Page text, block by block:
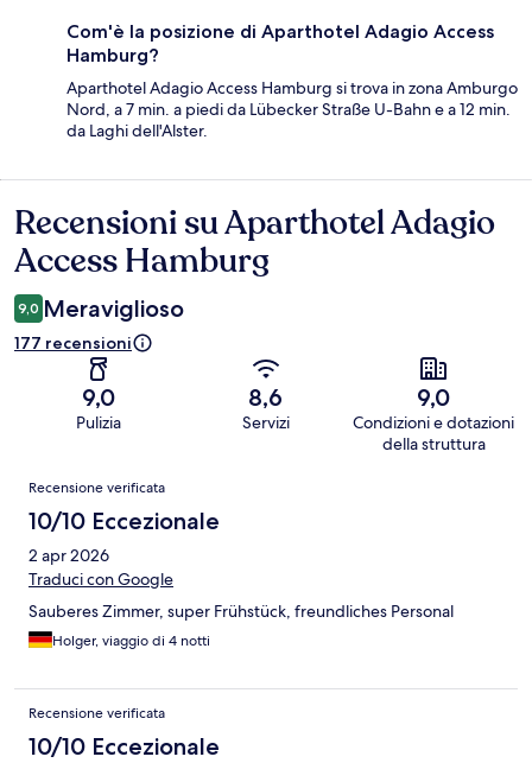
Com'è la posizione di Aparthotel Adagio Access
Hamburg?
Aparthotel Adagio Access Hamburg si trova in zona Amburgo
Nord, a 7 min. a piedi da Lübecker Straße U-Bahn e a 12 min.
da Laghi dell'Alster.
Recensioni
Recensioni su Aparthotel Adagio
Access Hamburg
9,0 Meraviglioso
177 recensioni
9,0
Pulizia
8,6
Servizi
9,0
Condizioni e dotazioni
della struttura
Recensioni
Recensione verificata
10/10 Eccezionale
2 apr 2026
Traduci con Google
Sauberes Zimmer, super Frühstück, freundliches Personal
Holger, viaggio di 4 notti
Recensione verificata
10/10 Eccezionale